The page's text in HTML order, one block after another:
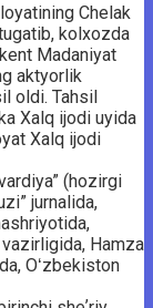
Chelak
kolxozda
Madaniyat
aktyorlik
oldi. Tahsil
Xalq ijodi uyida
Xalq ijodi
(hozirgi
jurnalida,
Hamza
Oʻzbekiston